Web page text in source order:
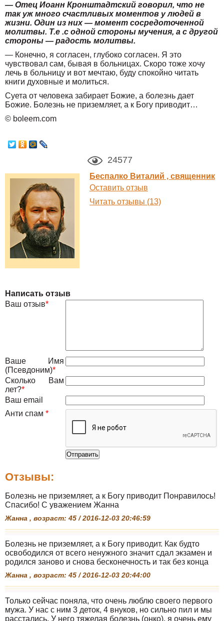
— Отец Иоанн Кронштадтский говорил, что не
так уж много счастливых моментов у людей в
жизни. Один из них — момент сосредоточенной
молитвы. Т.е .с одной стороны мучения, а с другой
стороны — радость молитвы.
— Конечно, я согласен, глубоко согласен. Я это
чувствовал сам, бывая в больницах. Скоро тоже хочу
лечь в больницу и вот мечтаю, буду спокойно читать
книги духовные и молиться.
Суета от человека забирает Божие, а болезнь дает
Божие. Болезнь не приземляет, а к Богу приводит…
© boleem.com
24577
Беспалко Виталий , священник
Оставить отзыв
Читать отзывы (13)
Написать отзыв
Ваш отзыв*
Ваше Имя
(Псевдоним)*
Сколько Вам
лет?*
Ваш email
Анти спам *
Отзывы:
Болезнь не приземляет, а к Богу приводит Понравилось!
Спасибо! С уважением Жанна
Жанна , возраст: 45 / 2016-12-03 20:46:59
Болезнь не приземляет, а к Богу приводит. Как будто
освободился от всего ненужного значит сдал экзамен и
родился заново и снова бесконечность и так без конца
Жанна , возраст: 45 / 2016-12-03 20:44:00
Только сейчас поняла, что очень люблю своего первого
мужа. У нас с ним 3 деток, 4 внуков, но сильно пил и мы
расстались. У него тяжелая болезнь (онко), я очень ему